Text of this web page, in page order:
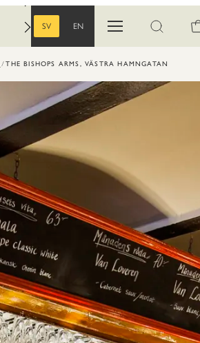
SV
EN
Öppna menynÖppna sök
THE BISHOPS ARMS, VÄSTRA HAMNGATAN